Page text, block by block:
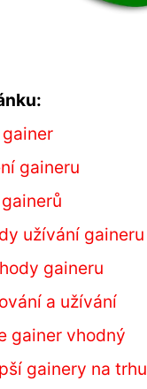
gaineru
užívání gaineru
gaineru
a užívání
gainer vhodný
gainery na trhu